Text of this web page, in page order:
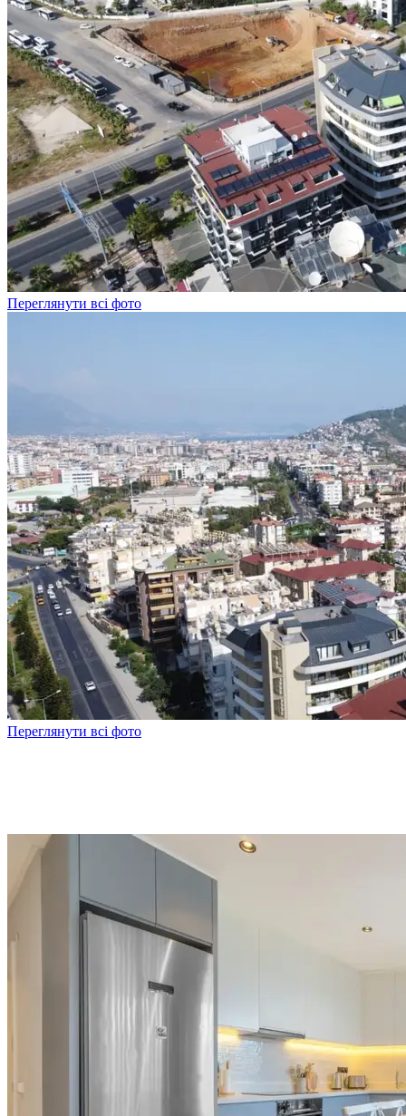
Переглянути всі фото
Переглянути всі фото